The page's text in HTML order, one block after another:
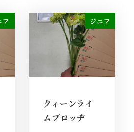
ア ジニア
クィーンライ
ムブロッヂ